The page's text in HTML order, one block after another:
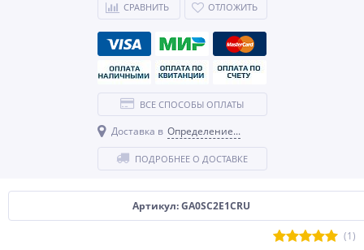
Артикул: GA0SC2E1CRU
(1)
СРАВНИТЬ ОТЛОЖИТЬ
ВСЕ СПОСОБЫ ОПЛАТЫ
Доставка в Определение...
ПОДРОБНЕЕ О ДОСТАВКЕ